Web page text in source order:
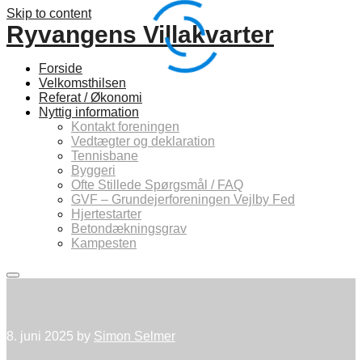
Skip to content
Ryvangens Villakvarter
Forside
Velkomsthilsen
Referat / Økonomi
Nyttig information
Kontakt foreningen
Vedtægter og deklaration
Tennisbane
Byggeri
Ofte Stillede Spørgsmål / FAQ
GVF – Grundejerforeningen Vejlby Fed
Hjertestarter
Betondækningsgrav
Kampesten
Main
8. juni 2025 by Simon Selmer